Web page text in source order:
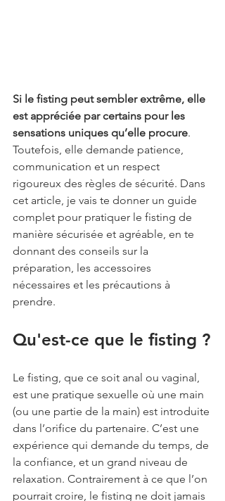
Si le fisting peut sembler extrême, elle
est appréciée par certains pour les
sensations uniques qu’elle procure.
Toutefois, elle demande patience,
communication et un respect
rigoureux des règles de sécurité. Dans
cet article, je vais te donner un guide
complet pour pratiquer le fisting de
manière sécurisée et agréable, en te
donnant des conseils sur la
préparation, les accessoires
nécessaires et les précautions à
prendre.
Qu'est-ce que le fisting ?
Le fisting, que ce soit anal ou vaginal,
est une pratique sexuelle où une main
(ou une partie de la main) est introduite
dans l’orifice du partenaire. C’est une
expérience qui demande du temps, de
la confiance, et un grand niveau de
relaxation. Contrairement à ce que l’on
pourrait croire, le fisting ne doit jamais